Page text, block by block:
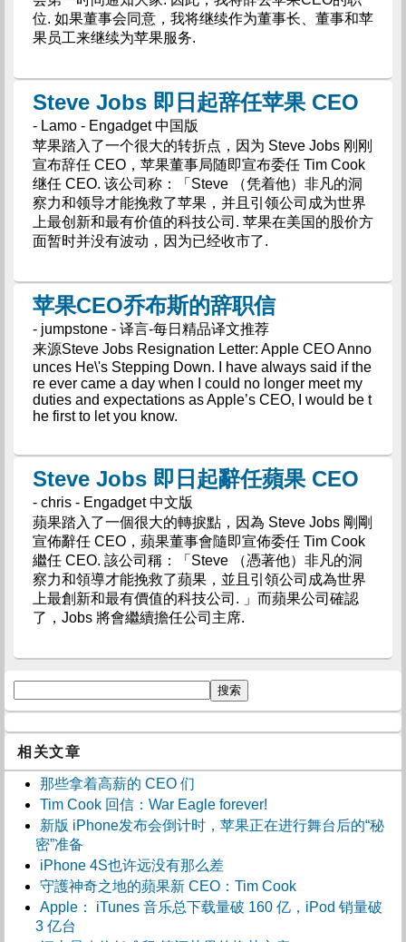
位. 如果董事会同意，我将继续作为董事长、董事和苹
果员工来继续为苹果服务.
Steve Jobs 即日起辞任苹果 CEO
- Lamo - Engadget 中国版
苹果踏入了一个很大的转折点，因为 Steve Jobs 刚刚
宣布辞任 CEO，苹果董事局随即宣布委任 Tim Cook
继任 CEO. 该公司称：「Steve （凭着他）非凡的洞
察力和领导才能挽救了苹果，并且引领公司成为世界
上最创新和最有价值的科技公司. 苹果在美国的股价方
面暂时并没有波动，因为已经收市了.
苹果CEO乔布斯的辞职信
- jumpstone - 译言-每日精品译文推荐
来源Steve Jobs Resignation Letter: Apple CEO Anno
unces He\'s Stepping Down. I have always said if the
re ever came a day when I could no longer meet my
duties and expectations as Apple’s CEO, I would be t
he first to let you know.
Steve Jobs 即日起辭任蘋果 CEO
- chris - Engadget 中文版
蘋果踏入了一個很大的轉捩點，因為 Steve Jobs 剛剛
宣佈辭任 CEO，蘋果董事會隨即宣佈委任 Tim Cook
繼任 CEO. 該公司稱：「Steve （憑著他）非凡的洞
察力和領導才能挽救了蘋果，並且引領公司成為世界
上最創新和最有價值的科技公司. 」而蘋果公司確認
了，Jobs 將會繼續擔任公司主席.
相关文章
那些拿着高薪的 CEO 们
Tim Cook 回信：War Eagle forever!
新版 iPhone发布会倒计时，苹果正在进行舞台后的“秘
密”准备
iPhone 4S也许远没有那么差
守護神奇之地的蘋果新 CEO：Tim Cook
Apple： iTunes 音乐总下载量破 160 亿，iPod 销量破
3 亿台